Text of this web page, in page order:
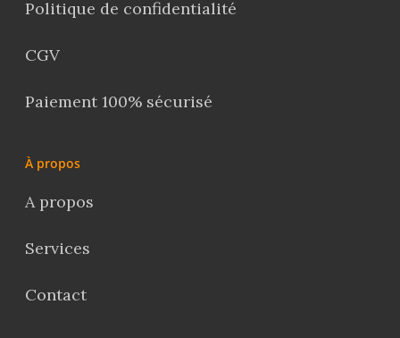
Politique de confidentialité
CGV
Paiement 100% sécurisé
À propos
A propos
Services
Contact